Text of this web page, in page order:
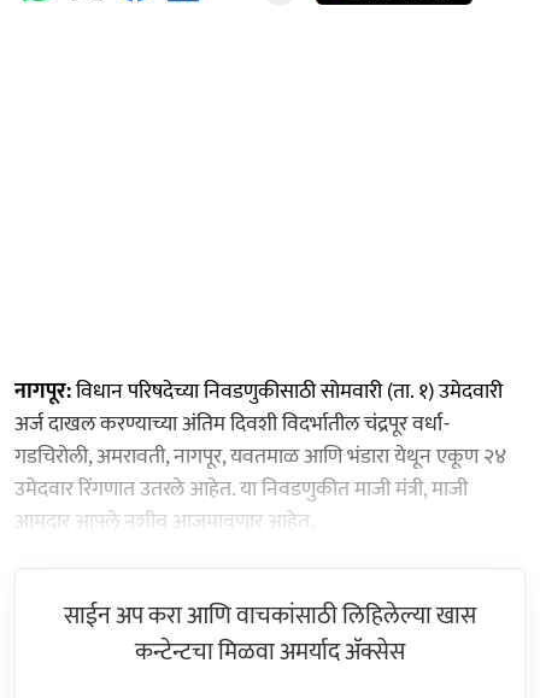
नागपूर:विधान परिषदेच्या निवडणुकीसाठी सोमवारी (ता. १) उमेदवारी
अर्ज दाखल करण्याच्या अंतिम दिवशी विदर्भातील चंद्रपूर वर्धा-
गडचिरोली, अमरावती, नागपूर, यवतमाळ आणि भंडारा येथून एकूण २४
उमेदवार रिंगणात उतरले आहेत. या निवडणुकीत माजी मंत्री, माजी
आमदार आपले नशीब आजमावणार आहेत.
साईन अप करा आणि वाचकांसाठी लिहिलेल्या खास
कन्टेन्टचा मिळवा अमर्याद ॲक्सेस